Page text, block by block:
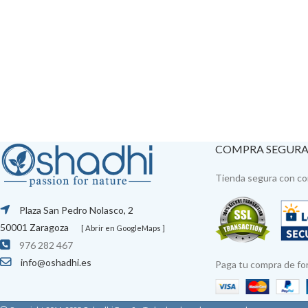
Plaza San Pedro Nolasco, 2
50001 Zaragoza
[ Abrir en GoogleMaps ]
976 282 467
info@oshadhi.es
COMPRA SEGURA
Tienda segura con
Paga tu compra de